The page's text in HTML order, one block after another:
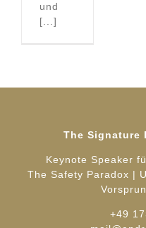
und
[...]
The Signature
Keynote Speaker
The Safety Paradox |
+49